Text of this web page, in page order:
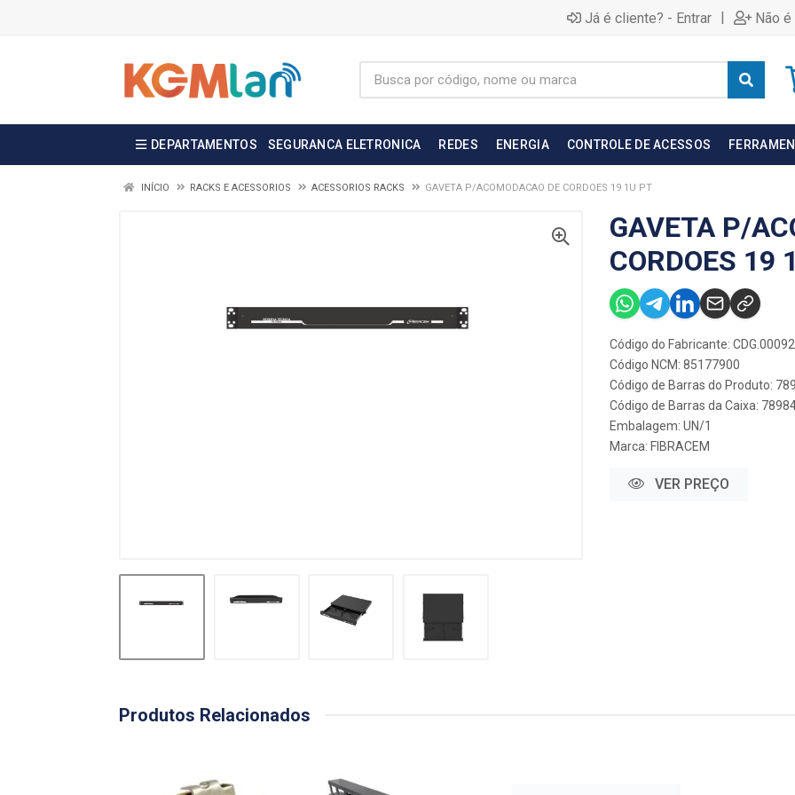
Já é cliente? - Entrar | Não
DEPARTAMENTOS SEGURANCA ELETRONICA REDES ENERGIA CONTROLE DE ACESSOS
INÍCIO RACKS E ACESSORIOS ACESSORIOS RACKS GAVETA P/ACOMODACAO DE CORDOES 19 1U PT
GAVETA P/
CORDOES 19
Código do Fabricante: CDG.00092
Código NCM: 85177900
Código de Barras do Produto:
Código de Barras da Caixa:
Embalagem: UN/1
Marca: FIBRACEM
VER PREÇO
Produtos Relacionados